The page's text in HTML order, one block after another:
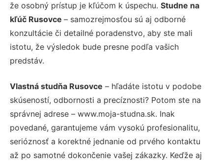
že osobný prístup je kľúčom k úspechu. Studne na
kľúč Rusovce – samozrejmosťou sú aj odborné
konzultácie či detailné poradenstvo, aby ste mali
istotu, že výsledok bude presne podľa vašich
predstáv.
Vlastná studňa Rusovce – hľadáte istotu v podobe
skúseností, odbornosti a precíznosti? Potom ste na
správnej adrese – www.moja-studna.sk. Inak
povedané, garantujeme vám vysokú profesionalitu,
serióznosť a korektné jednanie od prvého kontaktu
až po samotné dokončenie vašej zákazky. Keďže aj